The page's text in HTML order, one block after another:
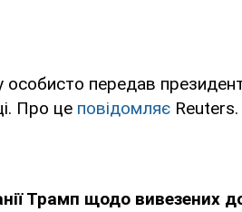
особисто передав
Про це повідомляє Reuters.
Трамп щодо вивезених